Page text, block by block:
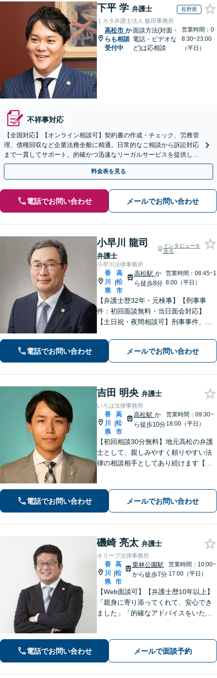
下平 学 弁護士 長野県
ミカタ弁護士法人 飯田事務所
高松市 か
らも相談
受付中
面談方法(対面・
電話・ビデオな
ど)は応相談
営業時間：0
8:30~23:00
（平日）
不祥事対応
【全国対応】【オンライン相談可】契約書の作成・チェック、労務管
理、債権回収など企業法務全般に精通。日常的なご相談から訴訟対応
まで一貫してサポート。的確かつ迅速なリーガルサービスを提供しま
す。【初回相談無料】【休日・夜間相談可】
料金表を見る
電話でお問い合わせ メールでお問い合わせ
小早川 龍司
弁護士
インタビューを
見る
小早川法律事務所
香
川
県
|
高
松
市
高松駅 か
ら徒歩8分
営業時間：08:45~1
8:00（平日）
【弁護士歴32年・元検事】【刑事事
件：初回面談無料・当日面会対応】
【土日祝・夜間相談可】刑事事件、離
整理等。地域密着型で丁寧に対応しま
す。【高松駅徒歩10分】【所属弁護士3
名】
電話でお問い合わせ メールでお問い合わせ
吉田 明央 弁護士
いろは法律事務所
香
川
県
|
高
松
市
高松駅 か
ら徒歩10分
営業時間：09:30~
18:00（平日）
【初回相談30分無料】地元高松の弁護
士として、親しみやすく頼りやすい法
律の相談相手としてあり続けます【相
【離婚問題】不貞慰謝料の請求する側
／された側、双方に対応【弁護士歴10
電話でお問い合わせ メールでお問い合わせ
磯崎 亮太 弁護士
オリーブ法律事務所
香
川
県
|
高
松
市
栗林公園駅
から徒歩7分
営業時間：10:00~
17:00（平日）
【Web面談可】【弁護士歴10年以上】
「親身に寄り添ってくれて、安心でき
ました」「的確なアドバイスをいただ
い、解決の方針を考えてまいります
【栗林公園駅7分／駐車場あり】
電話でお問い合わせ メールで面談予約